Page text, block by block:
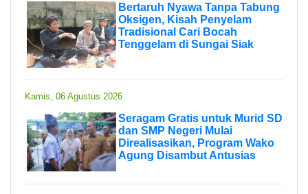
Bertaruh Nyawa Tanpa Tabung
Oksigen, Kisah Penyelam
Tradisional Cari Bocah
Tenggelam di Sungai Siak
Kamis, 06 Agustus 2026
Seragam Gratis untuk Murid SD
dan SMP Negeri Mulai
Direalisasikan, Program Wako
Agung Disambut Antusias